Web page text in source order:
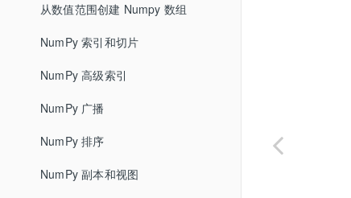
从数值范围创建 Numpy 数组
NumPy 索引和切片
NumPy 高级索引
NumPy 广播
NumPy 排序
NumPy 副本和视图